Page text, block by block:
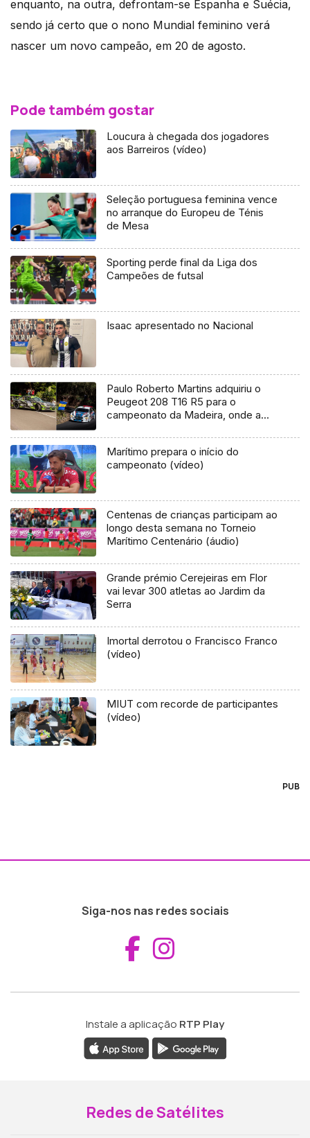
enquanto, na outra, defrontam-se Espanha e Suécia,
sendo já certo que o nono Mundial feminino verá
nascer um novo campeão, em 20 de agosto.
Pode também gostar
Loucura à chegada dos jogadores
aos Barreiros (vídeo)
Seleção portuguesa feminina vence
no arranque do Europeu de Ténis
de Mesa
Sporting perde final da Liga dos
Campeões de futsal
Isaac apresentado no Nacional
Paulo Roberto Martins adquiriu o
Peugeot 208 T16 R5 para o
campeonato da Madeira, onde a
em 2019
Marítimo prepara o início do
campeonato (vídeo)
Centenas de crianças participam ao
longo desta semana no Torneio
Marítimo Centenário (áudio)
Grande prémio Cerejeiras em Flor
vai levar 300 atletas ao Jardim da
Serra
Imortal derrotou o Francisco Franco
(vídeo)
MIUT com recorde de participantes
(vídeo)
PUB
Siga-nos nas redes sociais
Aceder ao
Instale a aplicação RTP Play
Redes de Satélites